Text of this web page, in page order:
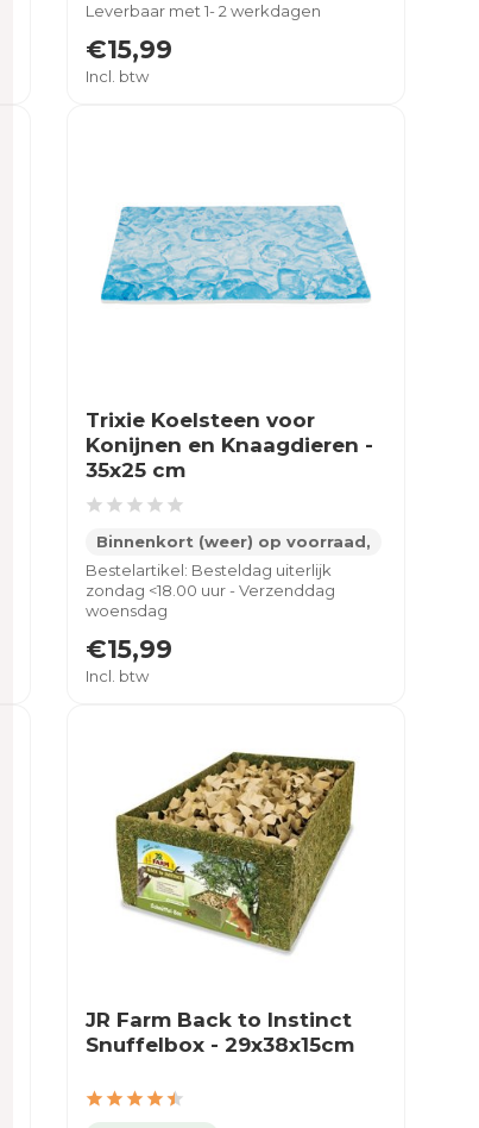
Leverbaar met 1- 2 werkdagen
€15,99
Incl. btw
Trixie Koelsteen voor
Konijnen en Knaagdieren -
35x25 cm
Binnenkort (weer) op voorraad,
Bestelartikel: Besteldag uiterlijk
zondag <18.00 uur - Verzenddag
woensdag
€15,99
Incl. btw
JR Farm Back to Instinct
Snuffelbox - 29x38x15cm